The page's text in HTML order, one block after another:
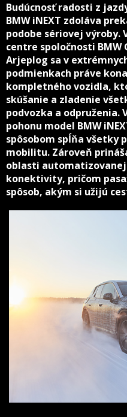
Budúcnosť radosti z
BMW iNEXT zdoláva
podobe sériovej výroby.
centre spoločnosti BMW
Arjeplog sa v
podmienkach práve
kompletného vozidla,
skúšanie a zladenie
podvozka a odpruženia.
pohonu model BMW
spôsobom spĺňa všetky
mobilitu. Zároveň
oblasti
konektivity, pričom
spôsob, akým si užijú